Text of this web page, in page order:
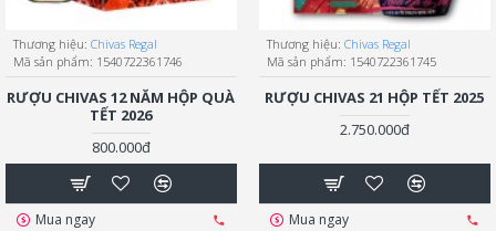
Thương hiệu: Chivas Regal
Mã sản phẩm: 1540722361746
RƯỢU CHIVAS 12 NĂM HỘP QUÀ
TẾT 2026
800.000đ
Mua ngay
Thương hiệu: Chivas Regal
Mã sản phẩm: 1540722361745
RƯỢU CHIVAS 21 HỘP TẾT 2025
2.750.000đ
Mua ngay